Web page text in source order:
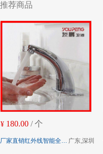
推荐商品
¥ 180.00 / 个
广东,深圳
厂家直销红外线智能全自动感应水龙头 单冷感应面盆水龙头